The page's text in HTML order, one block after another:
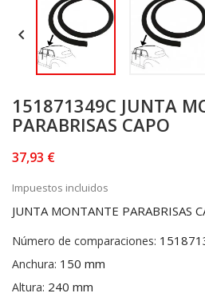

151871349C JUNTA
PARABRISAS CAPO
37,93 €
Impuestos incluidos
JUNTA MONTANTE PARABRISAS
Número de comparaciones:
Anchura: 150 mm
Altura: 240 mm